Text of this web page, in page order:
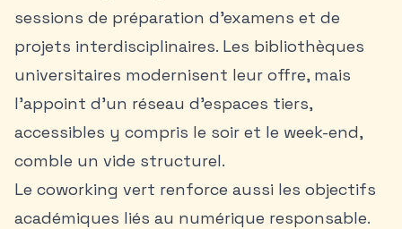
sessions de préparation d’examens et de
projets interdisciplinaires. Les bibliothèques
universitaires modernisent leur offre, mais
l’appoint d’un réseau d’espaces tiers,
accessibles y compris le soir et le week-end,
comble un vide structurel.
Le coworking vert renforce aussi les objectifs
académiques liés au numérique responsable.